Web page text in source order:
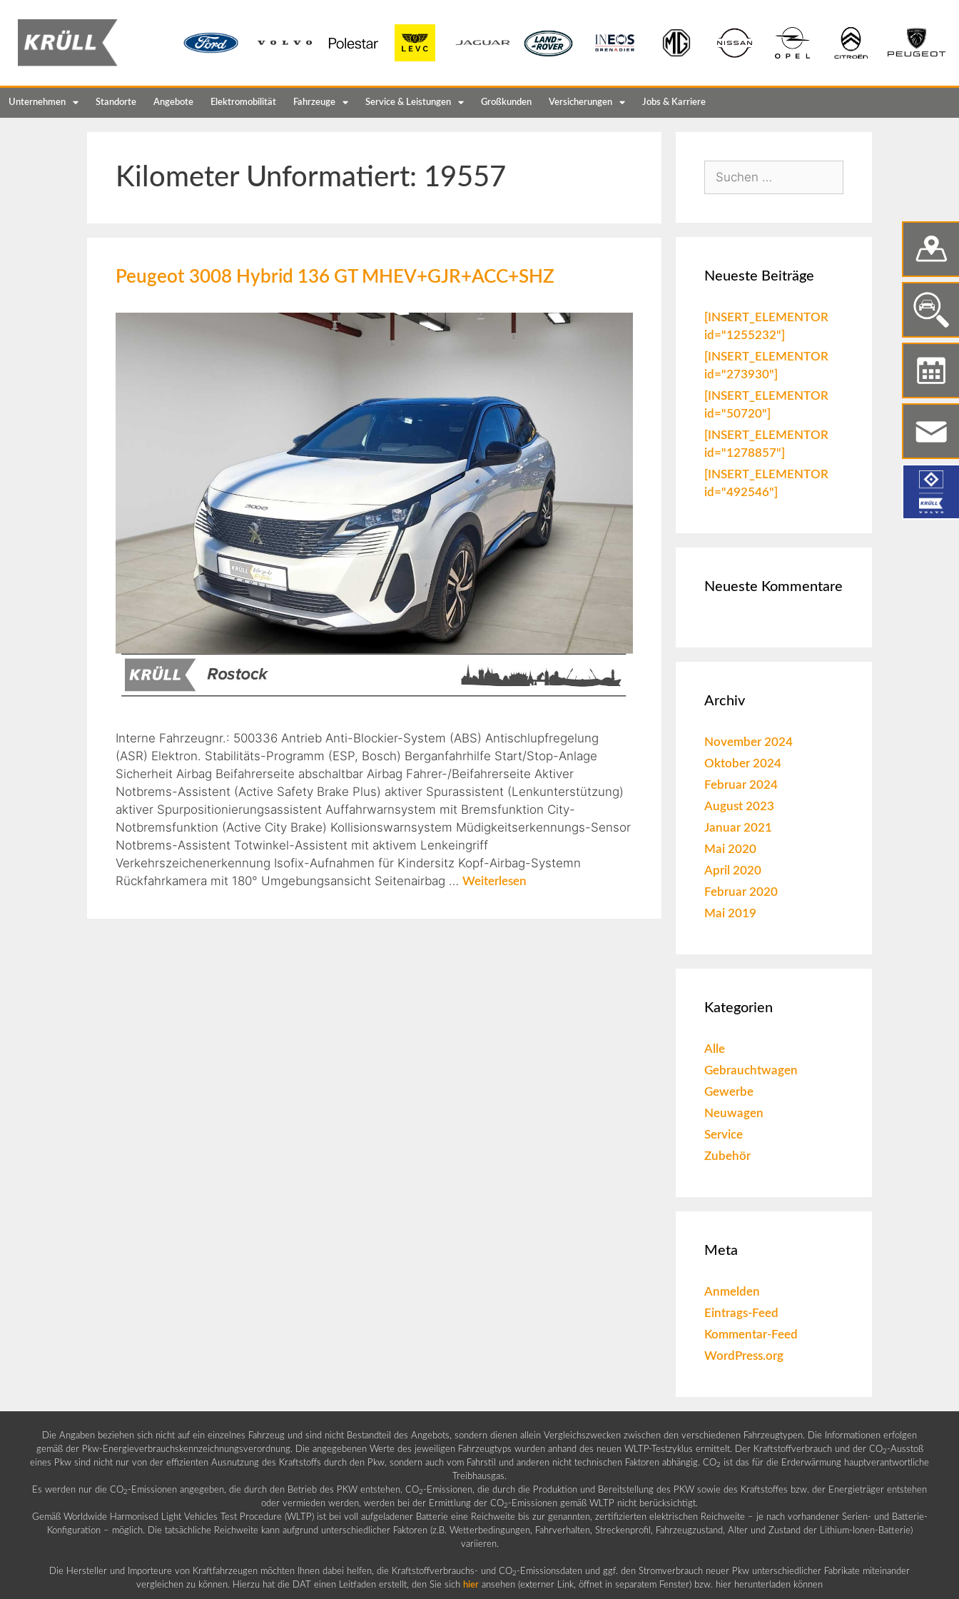
Unternehmen Standorte Angebote Elektromobilität Fahrzeuge Service & Leistungen Großkunden Versicherungen Jobs & Karriere
Kilometer Unformatiert: 19557
Peugeot 3008 Hybrid 136 GT MHEV+GJR+ACC+SHZ
Interne Fahrzeugnr.: 500336 Antrieb Anti-Blockier-System (ABS) Antischlupfregelung
(ASR) Elektron. Stabilitäts-Programm (ESP, Bosch) Berganfahrhilfe Start/Stop-Anlage
Sicherheit Airbag Beifahrerseite abschaltbar Airbag Fahrer-/Beifahrerseite Aktiver
Notbrems-Assistent (Active Safety Brake Plus) aktiver Spurassistent (Lenkunterstützung)
aktiver Spurpositionierungsassistent Auffahrwarnsystem mit Bremsfunktion City-
Notbremsfunktion (Active City Brake) Kollisionswarnsystem Müdigkeitserkennungs-Sensor
Notbrems-Assistent Totwinkel-Assistent mit aktivem Lenkeingriff
Verkehrszeichenerkennung Isofix-Aufnahmen für Kindersitz Kopf-Airbag-Systemn
Rückfahrkamera mit 180° Umgebungsansicht Seitenairbag … Weiterlesen
Neueste Beiträge
[INSERT_ELEMENTOR
id="1255232"]
[INSERT_ELEMENTOR
id="273930"]
[INSERT_ELEMENTOR
id="50720"]
[INSERT_ELEMENTOR
id="1278857"]
[INSERT_ELEMENTOR
id="492546"]
Neueste Kommentare
Archiv
November 2024
Oktober 2024
Februar 2024
August 2023
Januar 2021
Mai 2020
April 2020
Februar 2020
Mai 2019
Kategorien
Alle
Gebrauchtwagen
Gewerbe
Neuwagen
Service
Zubehör
Meta
Anmelden
Eintrags-Feed
Kommentar-Feed
WordPress.org
Die Angaben beziehen sich nicht auf ein einzelnes Fahrzeug und sind nicht Bestandteil des Angebots, sondern dienen allein Vergleichszwecken zwischen den verschiedenen Fahrzeugtypen. Die Informationen erfolgen
gemäß der Pkw-Energieverbrauchskennzeichnungsverordnung. Die angegebenen Werte des jeweiligen Fahrzeugtyps wurden anhand des neuen WLTP-Testzyklus ermittelt. Der Kraftstoffverbrauch und der CO2 -Ausstoß
eines Pkw sind nicht nur von der effizienten Ausnutzung des Kraftstoffs durch den Pkw, sondern auch vom Fahrstil und anderen nicht technischen Faktoren abhängig. CO2 ist das für die Erderwärmung hauptverantwortliche
Treibhausgas.
Es werden nur die CO2 -Emissionen angegeben, die durch den Betrieb des PKW entstehen. CO2 -Emissionen, die durch die Produktion und Bereitstellung des PKW sowie des Kraftstoffes bzw. der Energieträger entstehen
oder vermieden werden, werden bei der Ermittlung der CO2 -Emissionen gemäß WLTP nicht berücksichtigt.
Gemäß Worldwide Harmonised Light Vehicles Test Procedure (WLTP) ist bei voll aufgeladener Batterie eine Reichweite bis zur genannten, zertifizierten elektrischen Reichweite – je nach vorhandener Serien- und Batterie-
Konfiguration – möglich. Die tatsächliche Reichweite kann aufgrund unterschiedlicher Faktoren (z.B. Wetterbedingungen, Fahrverhalten, Streckenprofil, Fahrzeugzustand, Alter und Zustand der Lithium-Ionen-Batterie)
variieren.
Die Hersteller und Importeure von Kraftfahrzeugen möchten Ihnen dabei helfen, die Kraftstoffverbrauchs- und CO2 -Emissionsdaten und ggf. den Stromverbrauch neuer Pkw unterschiedlicher Fabrikate miteinander
vergleichen zu können. Hierzu hat die DAT einen Leitfaden erstellt, den Sie sich hier ansehen (externer Link, öffnet in separatem Fenster) bzw. hier herunterladen können